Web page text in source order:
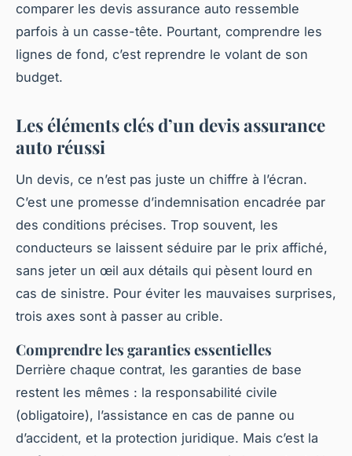
comparer les devis assurance auto ressemble
parfois à un casse-tête. Pourtant, comprendre les
lignes de fond, c’est reprendre le volant de son
budget.
Les éléments clés d’un devis assurance
auto réussi
Un devis, ce n’est pas juste un chiffre à l’écran.
C’est une promesse d’indemnisation encadrée par
des conditions précises. Trop souvent, les
conducteurs se laissent séduire par le prix affiché,
sans jeter un œil aux détails qui pèsent lourd en
cas de sinistre. Pour éviter les mauvaises surprises,
trois axes sont à passer au crible.
Comprendre les garanties essentielles
Derrière chaque contrat, les garanties de base
restent les mêmes : la responsabilité civile
(obligatoire), l’assistance en cas de panne ou
d’accident, et la protection juridique. Mais c’est la